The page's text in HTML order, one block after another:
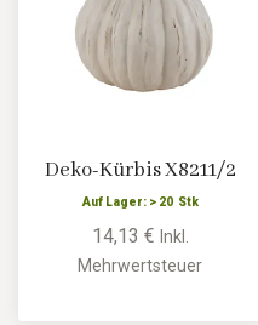
Deko-Kürbis X8211/2
Auf Lager: > 20 Stk
14,13 € Inkl.
Mehrwertsteuer